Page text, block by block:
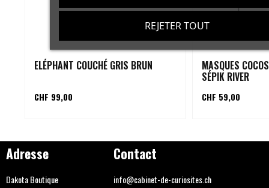
ELÉPHANT COUCHÉ GRIS BRUN
CHF 99,00
MASQUES
SÉPIK RIVER
CHF 59,00
Adresse
Dakota Boutique
Contact
info@cabinet-de-curiosites.ch
REJETER TOUT